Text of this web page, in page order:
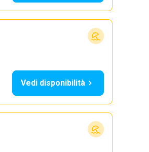
Vedi disponibilità